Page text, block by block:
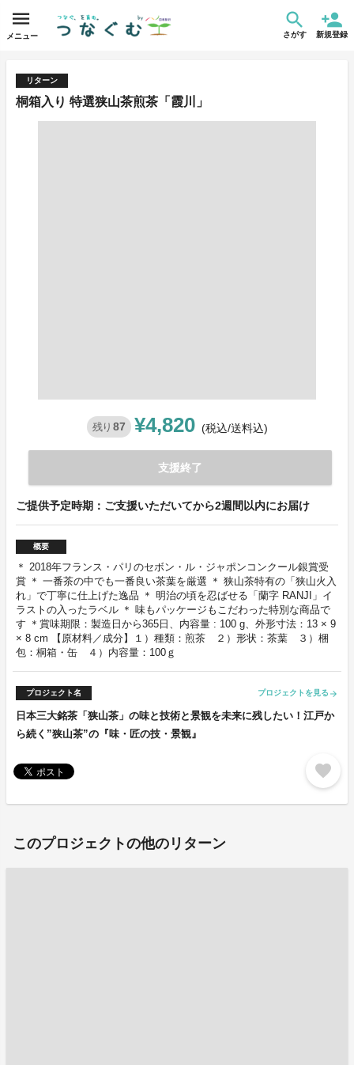
メニュー さがす 新規登録
リターン
桐箱入り 特選狭山茶煎茶「霞川」
残り 87 ¥4,820 (税込/送料込)
支援終了
ご提供予定時期：ご支援いただいてから2週間以内にお届け
概要
＊ 2018年フランス・パリのセボン・ル・ジャポンコンクール銀賞受
賞 ＊ 一番茶の中でも一番良い茶葉を厳選 ＊ 狭山茶特有の「狭山火入
れ」で丁寧に仕上げた逸品 ＊ 明治の頃を忍ばせる「蘭字 RANJI」イ
ラストの入ったラベル ＊ 味もパッケージもこだわった特別な商品で
す ＊賞味期限：製造日から365日、内容量 : 100 g、外形寸法：13 × 9
× 8 cm 【原材料／成分】１）種類：煎茶 ２）形状：茶葉 ３）梱
包：桐箱・缶 ４）内容量：100ｇ
プロジェクト名 プロジェクトを見る arrow_forward
日本三大銘茶「狭山茶」の味と技術と景観を未来に残したい！江戸か
ら続く”狭山茶”の『味・匠の技・景観』
favorite
このプロジェクトの他のリターン